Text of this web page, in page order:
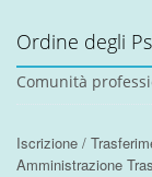
Ordine degli
Comunità
Iscrizione /
Amministrazione